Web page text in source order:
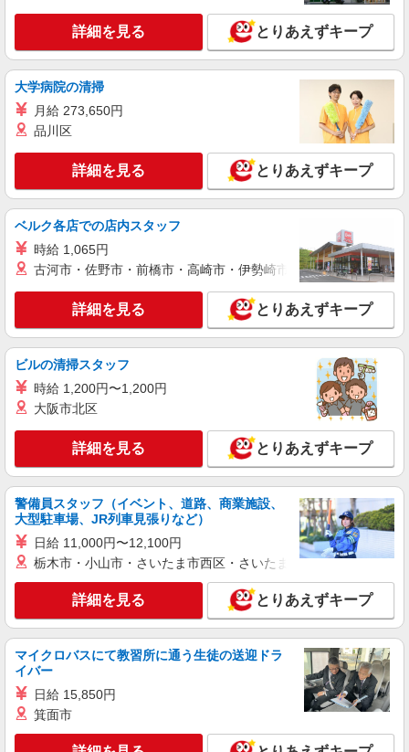
［アルバイト・パート］時給1,200円
茨城県つくば市研究学園5丁目19番 イーアス
つくば
キープ 詳細を見る
アルバイト
スーツセレクト
アパレル（メンズ・レディース）スタッフ
［アルバイト・パート］時給1,230円 ［契約社
員］月給208,000円
茨城県つくば市研究学園5丁目19番 イーアス
詳細を見る
アルバイト パート
ムラサキスポーツ
［アルバイト・パート］時給1,150円〜 ※経
茨城県つくば市研究学園5丁目19番 イーアス
つくば
キープ 詳細を見る
アルバイト パート
シープラ
［アルバイト］時給1,200円
茨城県つくば市研究学園5丁目19番 イーアス
つくば
詳細を見る
アルバイト
果汁工房果琳
詳細を見る とりあえずキープ
大学病院の清掃
月給 273,650円
品川区
詳細を見る とりあえずキープ
ベルク各店での店内スタッフ
時給 1,065円
古河市・佐野市・前橋市・高崎市・伊勢崎市・太田市・館林市
詳細を見る とりあえずキープ
ビルの清掃スタッフ
時給 1,200円〜1,200円
大阪市北区
詳細を見る とりあえずキープ
警備員スタッフ（イベント、道路、商業施設、
大型駐車場、JR列車見張りなど）
日給 11,000円〜12,100円
栃木市・小山市・さいたま市西区・さいたま市岩槻区・久喜市・
詳細を見る とりあえずキープ
マイクロバスにて教習所に通う生徒の送迎ドラ
イバー
日給 15,850円
箕面市